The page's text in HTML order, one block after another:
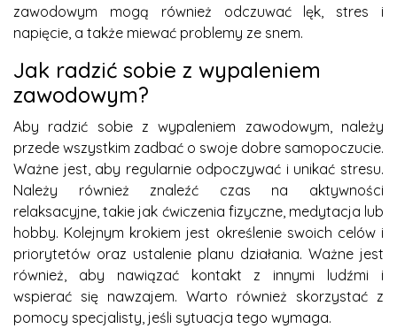
zawodowym mogą również odczuwać lęk, stres i
napięcie, a także miewać problemy ze snem.
Jak radzić sobie z wypaleniem
zawodowym?
Aby radzić sobie z wypaleniem zawodowym, należy
przede wszystkim zadbać o swoje dobre samopoczucie.
Ważne jest, aby regularnie odpoczywać i unikać stresu.
Należy również znaleźć czas na aktywności
relaksacyjne, takie jak ćwiczenia fizyczne, medytacja lub
hobby. Kolejnym krokiem jest określenie swoich celów i
priorytetów oraz ustalenie planu działania. Ważne jest
również, aby nawiązać kontakt z innymi ludźmi i
wspierać się nawzajem. Warto również skorzystać z
pomocy specjalisty, jeśli sytuacja tego wymaga.